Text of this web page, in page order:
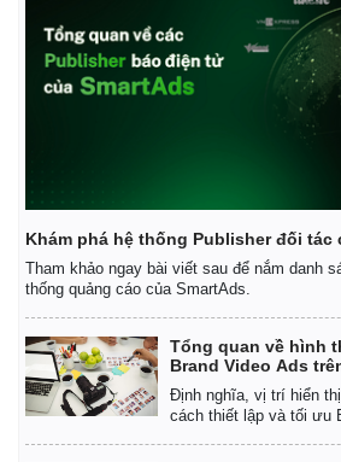
Khám phá hệ thống Publisher đối tác
Tham khảo ngay bài viết sau để nắm danh
thống quảng cáo của SmartAds.
Tổng quan về hình
Brand Video Ads
Định nghĩa, vị trí hiển
cách thiết lập và tối ưu